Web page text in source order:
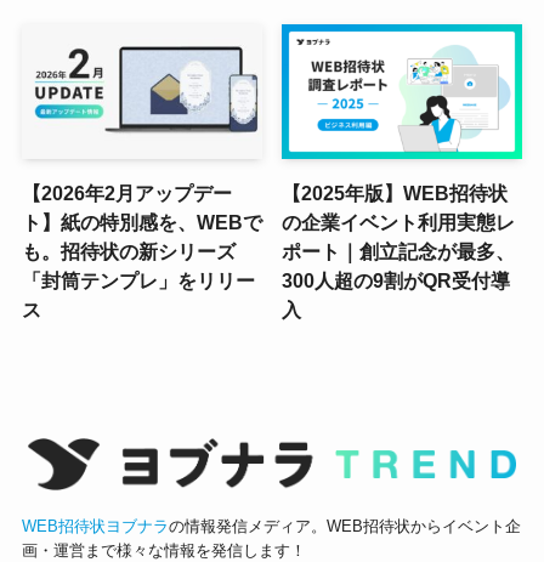
【2026年2月アップデー
ト】紙の特別感を、WEBで
も。招待状の新シリーズ
「封筒テンプレ」をリリー
ス
【2025年版】WEB招待状
の企業イベント利用実態レ
ポート｜創立記念が最多、
300人超の9割がQR受付導
入
WEB招待状ヨブナラの情報発信メディア。WEB招待状からイベント企
画・運営まで様々な情報を発信します！